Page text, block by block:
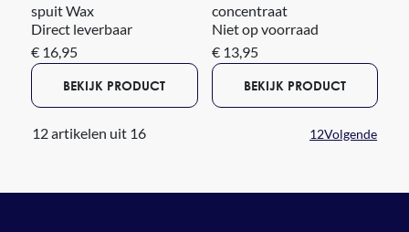
spuit Wax
Direct leverbaar
€ 16,95
BEKIJK PRODUCT
concentraat
Niet op voorraad
€ 13,95
BEKIJK PRODUCT
12 artikelen uit 16 12Volgende